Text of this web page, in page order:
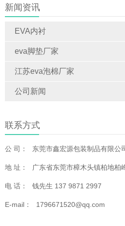
新闻资讯
EVA内衬
eva脚垫厂家
江苏eva泡棉厂家
公司新闻
联系方式
公 司： 东莞市鑫宏源包装制品有限公
地 址： 广东省东莞市樟木头镇柏地柏
电 话： 钱先生 137 9871 2997
E-mail： 1796671520@qq.com